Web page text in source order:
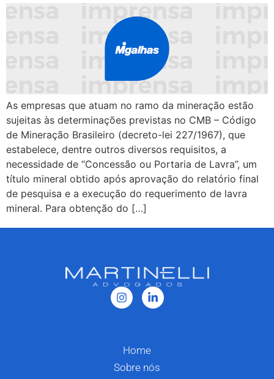
As empresas que atuam no ramo da mineração estão
sujeitas às determinações previstas no CMB – Código
de Mineração Brasileiro (decreto-lei 227/1967), que
estabelece, dentre outros diversos requisitos, a
necessidade de “Concessão ou Portaria de Lavra”, um
título mineral obtido após aprovação do relatório final
de pesquisa e a execução do requerimento de lavra
mineral. Para obtenção do […]
Home
Sobre nós